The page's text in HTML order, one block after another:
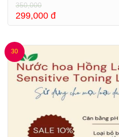
350,000
299,000 đ
30